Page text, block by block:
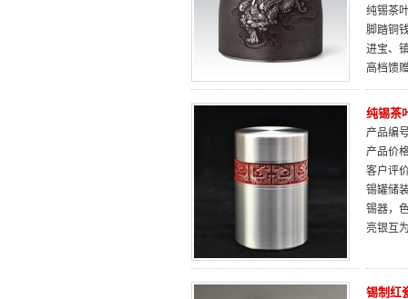
纯锡茶
脚踏铜
进宝、
高档馈
纯锡茶
产品编
产品价
客户评
锡罐储
锡器，
亮银互
锡制红